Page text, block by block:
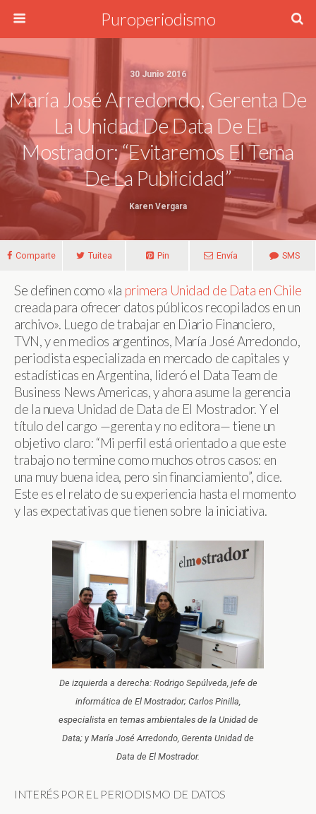
Puroperiodismo
30 Junio 2016
María José Arredondo, Gerenta De
La Unidad De Data De El
Mostrador: “Evitaremos El Tema
De La Publicidad”
Karen Vergara
Comparte Tuitea Pin Envía SMS
Se definen como «la primera Unidad de Data en Chile
creada para ofrecer datos públicos recopilados en un
archivo». Luego de trabajar en Diario Financiero,
TVN, y en medios argentinos, María José Arredondo,
periodista especializada en mercado de capitales y
estadísticas en Argentina, lideró el Data Team de
Business News Americas, y ahora asume la gerencia
de la nueva Unidad de Data de El Mostrador. Y el
título del cargo —gerenta y no editora— tiene un
objetivo claro: “Mi perfil está orientado a que este
trabajo no termine como muchos otros casos: en
una muy buena idea, pero sin financiamiento”, dice.
Este es el relato de su experiencia hasta el momento
y las expectativas que tienen sobre la iniciativa.
De izquierda a derecha: Rodrigo Sepúlveda, jefe de
informática de El Mostrador; Carlos Pinilla,
especialista en temas ambientales de la Unidad de
Data; y María José Arredondo, Gerenta Unidad de
Data de El Mostrador.
INTERÉS POR EL PERIODISMO DE DATOS